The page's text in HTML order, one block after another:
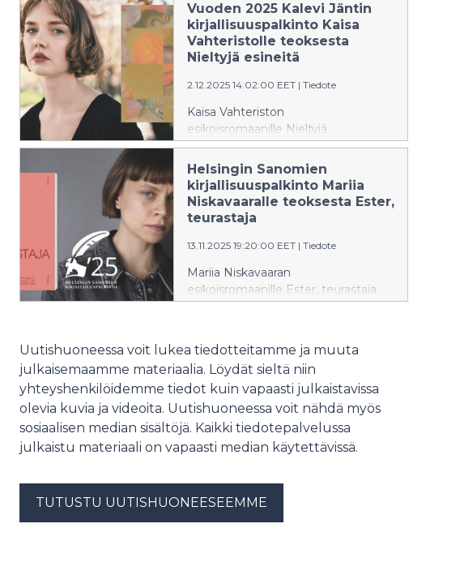
Vuoden 2025 Kalevi Jäntin
kirjallisuuspalkinto Kaisa
Vahteristolle teoksesta
Nieltyjä esineitä
2.12.2025 14:02:00 EET | Tiedote
Kaisa Vahteriston
esikoisromaanille Nieltyjä
esineitä (Kosmos, 2025) on
myönnetty Kalevi Jäntin
palkinto. Palkinto on Kalevi Jäntin
säätiön vuosittain nuorille kirjailijoille
myöntämä tunnustus.
Helsingin Sanomien
kirjallisuuspalkinto Mariia
Niskavaaralle teoksesta Ester,
teurastaja
13.11.2025 19:20:00 EET | Tiedote
Mariia Niskavaaran
esikoisromaanille Ester, teurastaja
(Kosmos, 2025) on myönnetty
kirjallisuuspalkinto. Seitsemän
finalistia valittiin yli sadan
esikoisteoksen joukosta.
Uutishuoneessa voit lukea tiedotteitamme ja muuta
julkaisemaamme materiaalia. Löydät sieltä niin
yhteyshenkilöidemme tiedot kuin vapaasti julkaistavissa
olevia kuvia ja videoita. Uutishuoneessa voit nähdä myös
sosiaalisen median sisältöjä. Kaikki tiedotepalvelussa
julkaistu materiaali on vapaasti median käytettävissä.
TUTUSTU UUTISHUONEESEEMME